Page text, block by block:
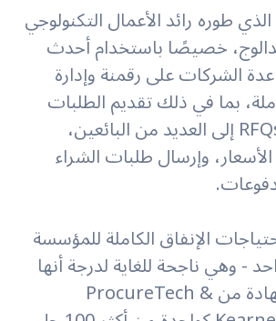
طوره رائد الأعمال التكنولوجي
خصيصًا باستخدام أحدث
الشركات على رقمنة وإدارة
بما في ذلك تقديم الطلبات
وإرسال RFQs/RFPs إلى العديد من البائعين،
وإرسال طلبات الشراء
الإنفاق الكاملة للمؤسسة
- وهي ناجحة للغاية لدرجة أنها
حصلت على شهادة من ProcureTech &